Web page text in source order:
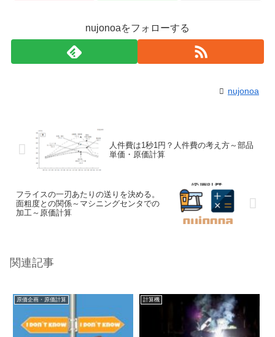
nujonoaをフォローする
nujonoa
人件費は1秒1円？人件費の考え方～部品
単価・原価計算
フライスの一刃あたりの送りを決める。
面粗度との関係～マシニングセンタでの
加工～原価計算
関連記事
原価企画・原価計算 計算機